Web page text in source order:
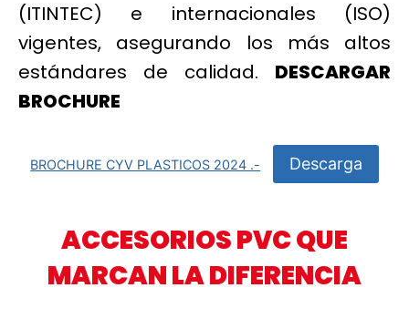
(ITINTEC) e internacionales (ISO)
vigentes, asegurando los más altos
estándares de calidad. DESCARGAR
BROCHURE
BROCHURE CYV PLASTICOS 2024 .- Descarga
ACCESORIOS PVC QUE
MARCAN LA DIFERENCIA